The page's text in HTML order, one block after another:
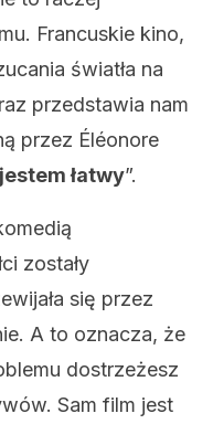
Francuskie kino,
światła na
przedstawia nam
przez Éléonore
łatwy”.
zostały
się przez
A to oznacza, że
dostrzeżesz
Sam film jest